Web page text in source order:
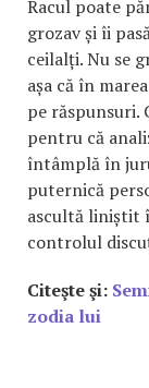
Racul poate
grozav și îi
ceilalți. Nu se
așa că în
pe răspunsuri.
pentru că
întâmplă în
puternică
ascultă liniștit
controlul
Citeşte şi:
zodia lui